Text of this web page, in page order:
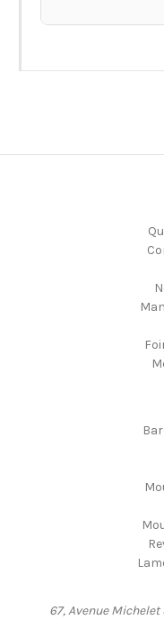
67, Avenue